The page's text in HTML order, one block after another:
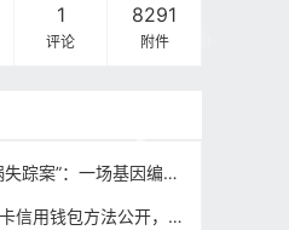
1
评论
8291
附件
未解之谜：“重庆火锅失踪案”：一场基因编辑下的跨国食罪链？到底是怎么回事，我们来扒一扒！
羊小咩商家提现便荔卡信用钱包方法公开，下单即回款的模式解密（合规回收变现攻略）！